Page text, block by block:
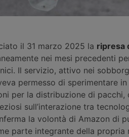
il 31 marzo 2025 la ripresa
nei mesi precedenti
Il servizio, attivo nei
permesso di sperimentare
per la distribuzione di
sull’interazione tra
la volontà di Amazon di
parte integrante della